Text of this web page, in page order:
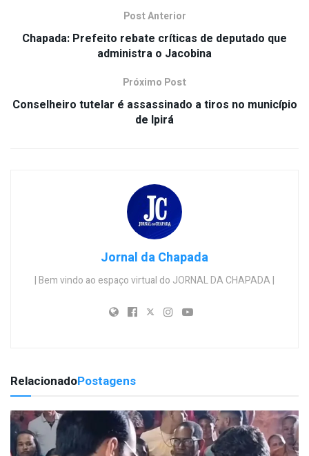
Post Anterior
Chapada: Prefeito rebate críticas de deputado que
administra o Jacobina
Próximo Post
Conselheiro tutelar é assassinado a tiros no município
de Ipirá
Jornal da Chapada
| Bem vindo ao espaço virtual do JORNAL DA CHAPADA |
RelacionadoPostagens